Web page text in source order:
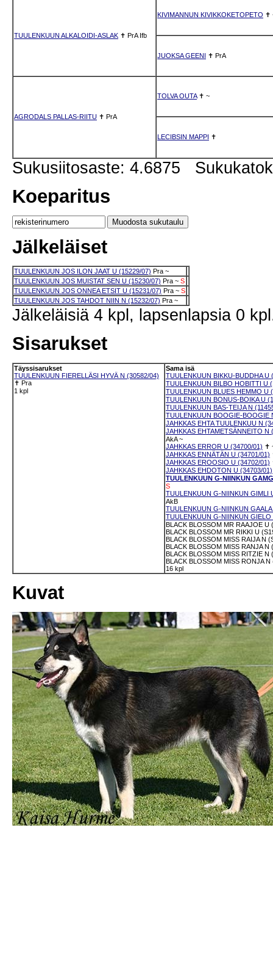
TUULENKUUN ALKALOIDI-ASLAK ✝ PrA Ifb
KIVIMANNUN KIVIKKOKETOPETO ✝
JUOKSA GEENI ✝ PrA
AGRODALS PALLAS-RIITU ✝ PrA
TOLVA OUTA✝ ~
LECIBSIN MAPPI ✝
Sukusiitosaste: 4.6875
Koeparitus
Jälkeläiset
TUULENKUUN JOS ILON JAAT U (15229/07) Pra ~
TUULENKUUN JOS MUISTAT SEN U (15230/07) Pra ~ S
TUULENKUUN JOS ONNEA ETSIT U (15231/07) Pra ~ S
TUULENKUUN JOS TAHDOT NIIN N (15232/07) Pra ~
Jälkeläisiä 4 kpl, lapsenlapsia 0
Sisarukset
Täyssisarukset
TUULENKUUN FIERELLÄSI HYVÄ N (30582/04)
✝ Pra
1 kpl
Sama isä
TUULENKUUN BIKKU-BUDDHA U
TUULENKUUN BILBO HOBITTI U
TUULENKUUN BLUES HEMMO U
TUULENKUUN BONUS-BOIKA U
TUULENKUUN BAS-TEIJA N
TUULENKUUN BOOGIE-BOOGIE
JAHKKAS EHTA TUULENKUU N
JAHKKAS EHTAMETSÄNNEITO N
AkA ~
JAHKKAS ERROR U (34700/01) ✝
JAHKKAS ENNÄTÄN U (34701/01)
JAHKKAS EROOSIO U (34702/01)
JAHKKAS EHDOTON U (34703/01)
TUULENKUUN G-NIINKUN
S
TUULENKUUN G-NIINKUN GIMLI
AkB
TUULENKUUN G-NIINKUN
TUULENKUUN G-NIINKUN GIELO
BLACK BLOSSOM MR RAAJOE U
BLACK BLOSSOM MR RIKKI U
BLACK BLOSSOM MISS RAIJA N
BLACK BLOSSOM MISS RANJA N
BLACK BLOSSOM MISS RITZIE N
BLACK BLOSSOM MISS RONJA N
16 kpl
Kuvat